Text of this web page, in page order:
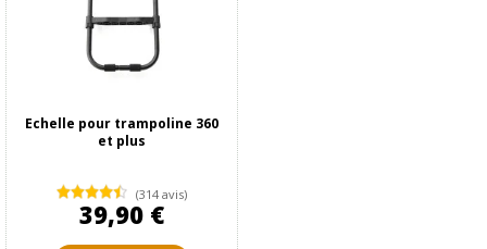
Echelle pour trampoline 360
et plus
(314 avis)
39,90 €